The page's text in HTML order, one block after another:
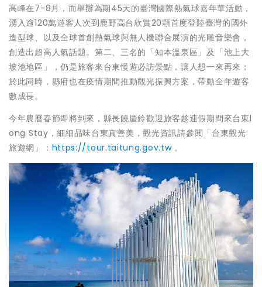
高峰在7-8月，而舉辦為期45天的臺灣國際熱氣球嘉年華活動，
湧入逾120萬遊客人次到鹿野高台欣賞20顆首度登陸臺灣的國外
造型球、以及全球首創熱氣球與無人機聯合展演的光雕音樂會，
創造出超高人氣話題。第二、三名的「知本溫泉區」及「池上大
坡池地區」，仍是旅客來台東慢遊必訪景點，讓人想一來再來；
於此同時，縣府也在疫情期間推動觀光振興方案，帶動全年遊客
數成長。
今年農曆春節即將到來，縣長饒慶鈴歡迎旅客趁連假期間來台東l
ong Stay，細細品味台東真善美，觀光資訊請參閱「台東觀光
旅遊網」： https://tour.taitung.gov.tw。